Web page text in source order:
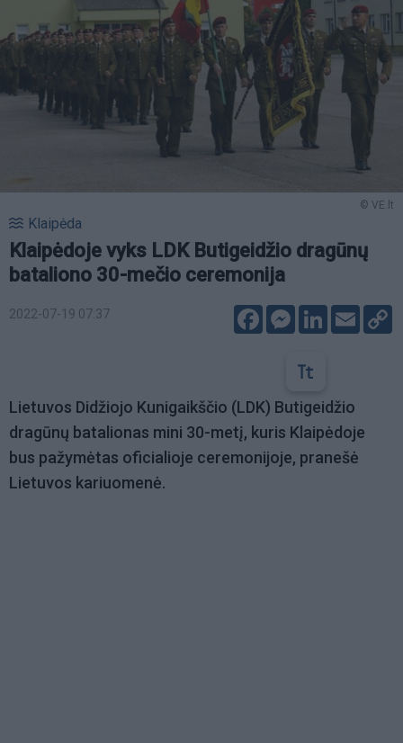
© VE.lt
Klaipėda
Klaipėdoje vyks LDK Butigeidžio dragūnų
bataliono 30-mečio ceremonija
2022-07-19 07:37 FacebookMessenger
LinkedIn
Email
Lietuvos Didžiojo Kunigaikščio (LDK) Butigeidžio
dragūnų batalionas mini 30-metį, kuris Klaipėdoje
bus pažymėtas oficialioje ceremonijoje, pranešė
Lietuvos kariuomenė.